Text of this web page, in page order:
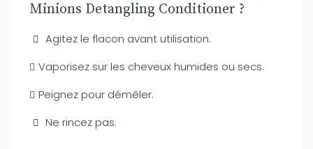
Minions Detangling Conditioner ?
Agitez le flacon avant utilisation.
Vaporisez sur les cheveux humides ou secs.
Peignez pour démêler.
Ne rincez pas.